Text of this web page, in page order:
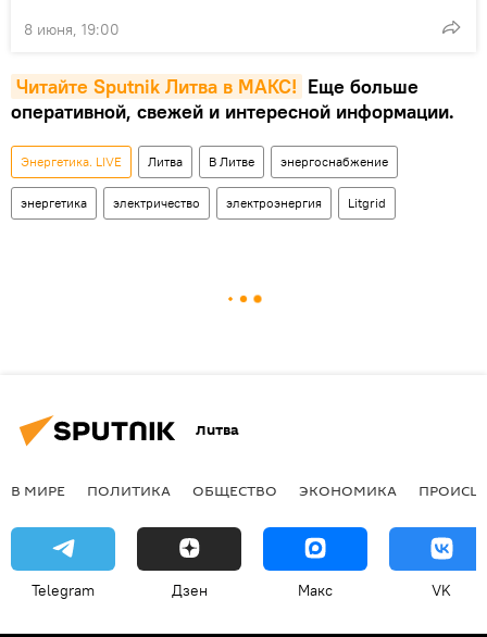
8 июня, 19:00
Читайте Sputnik Литва в MAКС! Еще больше
оперативной, свежей и интересной информации.
Энергетика. LIVE Литва В Литве энергоснабжение
энергетика электричество электроэнергия Litgrid
Литва
В МИРЕ ПОЛИТИКА ОБЩЕСТВО ЭКОНОМИКА
Telegram Дзен Макс VK